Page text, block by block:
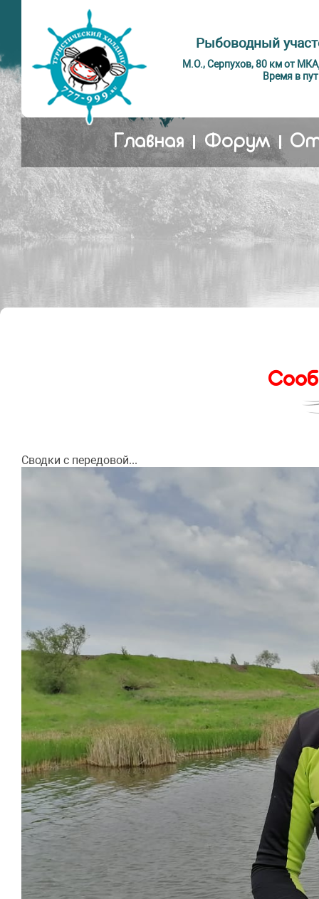
Рыбоводный
М.О., Серпухов, 80 км от
Время в
Главная Форум
Сводки с передовой...